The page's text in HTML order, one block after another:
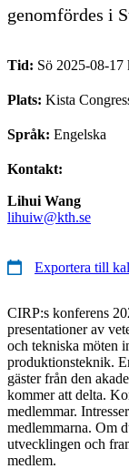
genomfördes i
Tid: Sö 2025-08-
Plats: Kista
Språk: Engelska
Kontakt:
Lihui Wang
lihuiw@kth.se
Exportera till
CIRP:s konferens
presentationer av
och tekniska möten
produktionsteknik.
gäster från den
kommer att delta.
medlemmar.
medlemmarna. Om
utvecklingen och
medlem.